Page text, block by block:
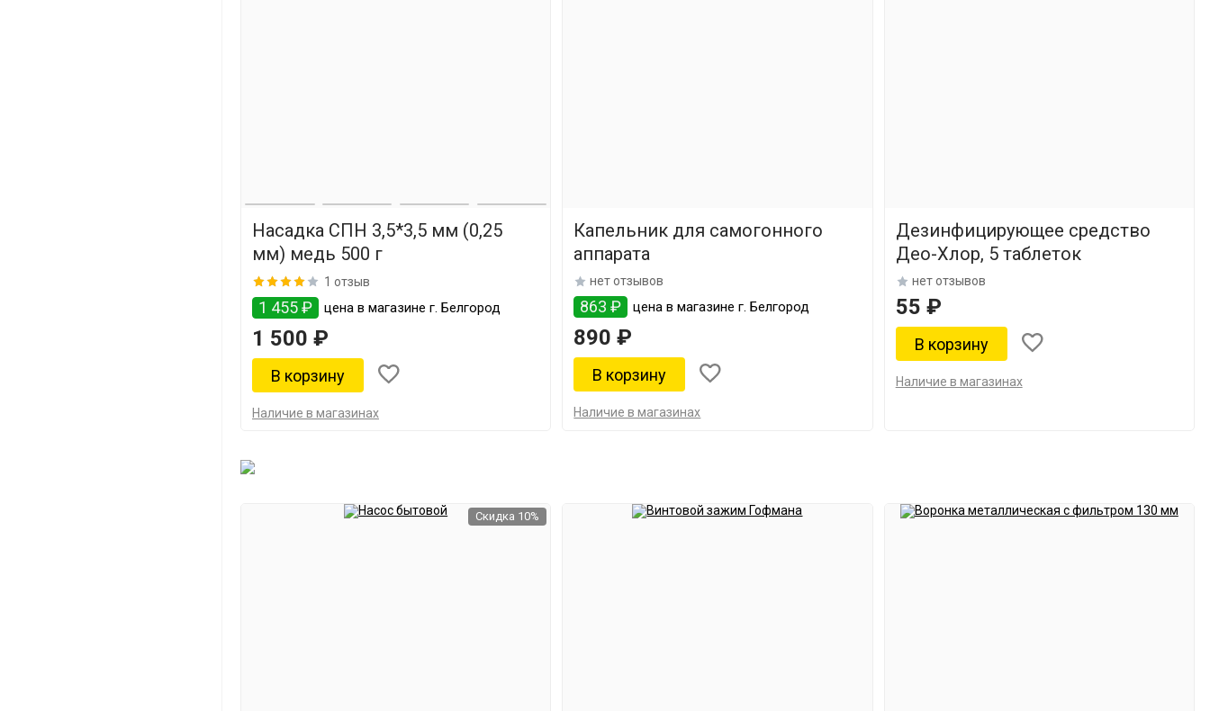
Насадка СПН 3,5*3,5 мм (0,25
мм) медь 500 г
1 отзыв
1 455 ₽ цена в магазине г. Белгород
1 500 ₽
Наличие в магазинах
Капельник для самогонного
аппарата
нет отзывов
863 ₽ цена в магазине г. Белгород
890 ₽
Наличие в магазинах
Дезинфицирующее средство
Део-Хлор, 5 таблеток
нет отзывов
55 ₽
Наличие в магазинах
Скидка 10%